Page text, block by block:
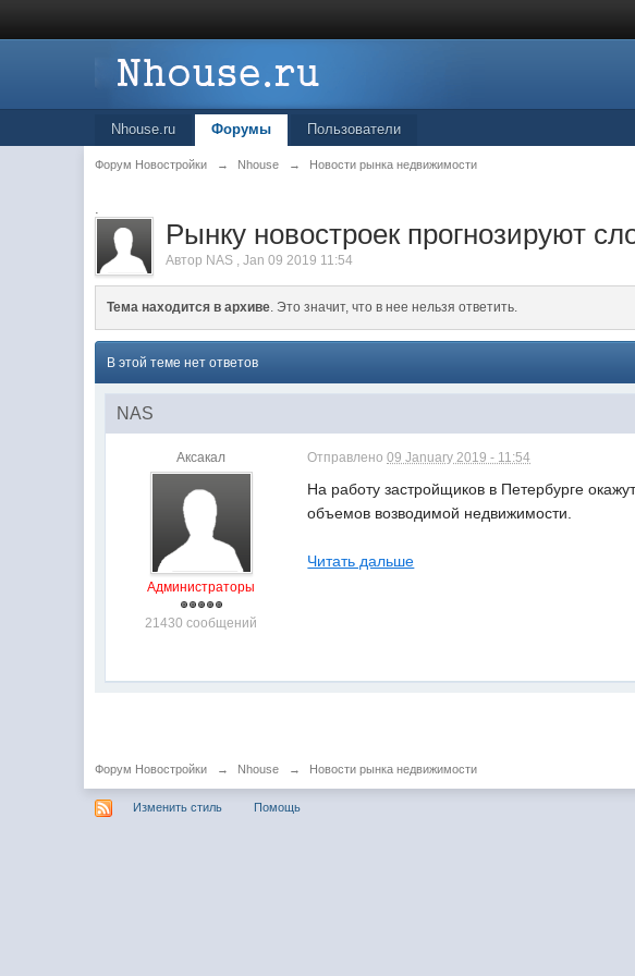
Nhouse.ru Форумы Пользователи
Форум Новостройки → Nhouse → Новости рынка недвижимости
.
Рынку новостроек прогнозируют
Автор NAS ,Jan 09 2019 11:54
Тема находится в архиве. Это значит, что в нее нельзя ответить.
В этой теме нет ответов
NAS
Аксакал
Администраторы
21430 сообщений
Отправлено09 January 2019 - 11:54
На работу застройщиков в Петербурге
объемов возводимой недвижимости.
Читать дальше
Форум Новостройки → Nhouse → Новости рынка недвижимости
Изменить стиль Помощь